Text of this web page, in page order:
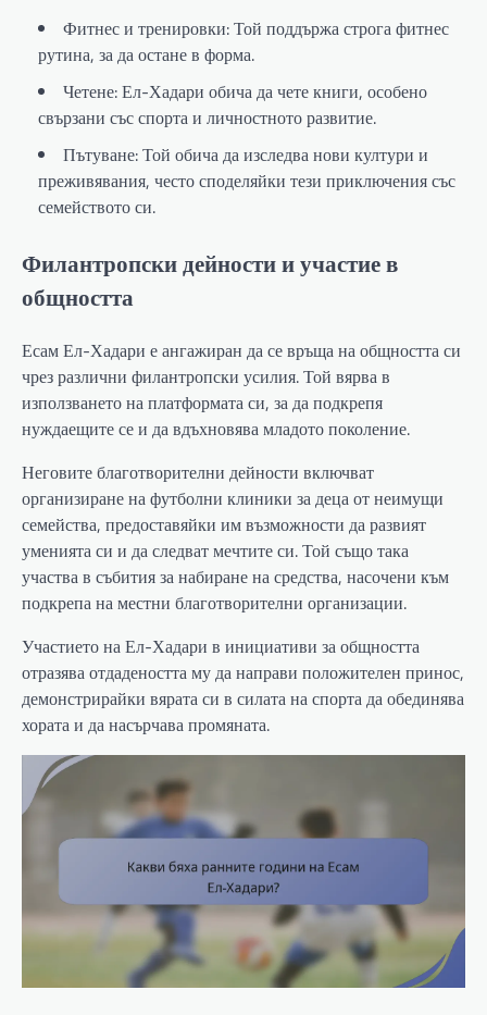
Фитнес и тренировки: Той поддържа строга фитнес
рутина, за да остане в форма.
Четене: Ел-Хадари обича да чете книги, особено
свързани със спорта и личностното развитие.
Пътуване: Той обича да изследва нови култури и
преживявания, често споделяйки тези приключения със
семейството си.
Филантропски дейности и участие в
общността
Есам Ел-Хадари е ангажиран да се връща на общността си
чрез различни филантропски усилия. Той вярва в
използването на платформата си, за да подкрепя
нуждаещите се и да вдъхновява младото поколение.
Неговите благотворителни дейности включват
организиране на футболни клиники за деца от неимущи
семейства, предоставяйки им възможности да развият
уменията си и да следват мечтите си. Той също така
участва в събития за набиране на средства, насочени към
подкрепа на местни благотворителни организации.
Участието на Ел-Хадари в инициативи за общността
отразява отдадеността му да направи положителен принос,
демонстрирайки вярата си в силата на спорта да обединява
хората и да насърчава промяната.